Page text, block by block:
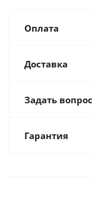
Оплата
Доставка
Задать вопрос
Гарантия